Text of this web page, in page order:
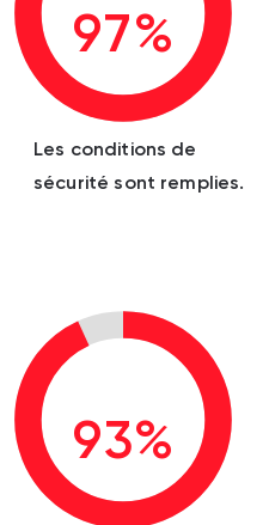
97%
Les conditions de
sécurité sont remplies.
93%